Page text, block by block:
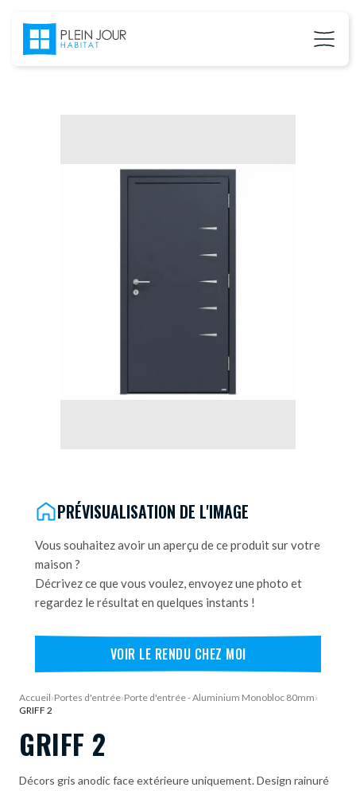
DEMANDE DE DEVIS
PRÉVISUALISATION DE L'IMAGE
Vous souhaitez avoir un aperçu de ce produit sur votre
maison ?
Décrivez ce que vous voulez, envoyez une photo et
regardez le résultat en quelques instants !
VOIR LE RENDU CHEZ MOI
Accueil›Portes d'entrée›Porte d'entrée - Aluminium Monobloc 80mm›
GRIFF 2
GRIFF 2
Décors gris anodic face extérieure uniquement. Design rainuré